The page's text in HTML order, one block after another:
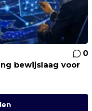
0
bewijslaag voor